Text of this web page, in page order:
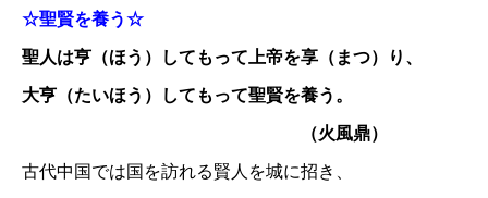
☆聖賢を養う☆
聖人は亨（ほう）してもって上帝を享（まつ）り、
大亨（たいほう）してもって聖賢を養う。
（火風鼎）
古代中国では国を訪れる賢人を城に招き、